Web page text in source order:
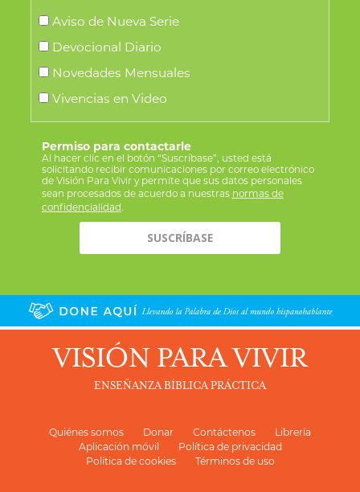
Aviso de Nueva Serie
Devocional Diario
Novedades Mensuales
Vivencias en Video
Permiso para contactarle
Al hacer clic en el botón “Suscríbase”, usted está
solicitando recibir comunicaciones por correo electrónico
de Visión Para Vivir y permite que sus datos personales
sean procesados de acuerdo a nuestras normas de
confidencialidad.
VISIÓN PARA VIVIR
ENSEÑANZA BÍBLICA PRÁCTICA
Quiénes somos Donar Contáctenos
Librería
Aplicación móvil
Política de privacidad
Política de cookies
Términos de uso